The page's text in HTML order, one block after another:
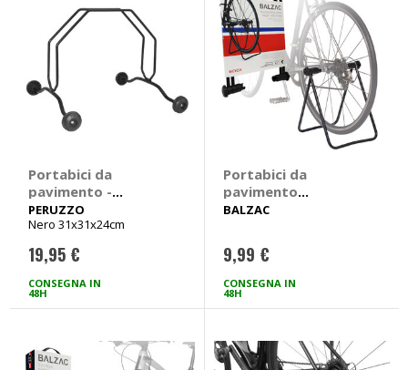
Portabici da
pavimento -
PERUZZO
PERUZZO
Nero 31x31x24cm
19,95 €
CONSEGNA IN
48H
Portabici da
pavimento
Regolabile - BALZAC
BALZAC
9,99 €
CONSEGNA IN
48H